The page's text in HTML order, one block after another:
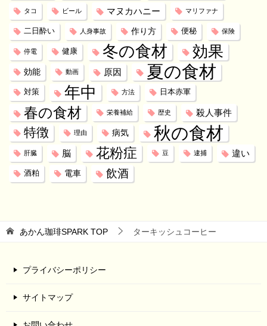
タコ ビール マヌカハニー マリファナ
二日酔い 人身事故 作り方 便秘 保険
停電 健康 冬の食材 効果
効能 動画 原因 夏の食材
対策 年中 方法 日本赤軍
春の食材 栄養補給 歴史 殺人事件
特徴 理由 病気 秋の食材
肝臓 脳 花粉症 豆 逮捕 違い
酒粕 電車 飲酒
あかん珈琲SPARK TOP ターキッシュコーヒー
プライバシーポリシー
サイトマップ